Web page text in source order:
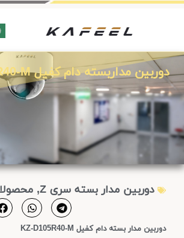
دوربین مداربسته دام کفیل KZ-D105R40-M
دوربین مدار بسته سری Z ,
دوربین مدار بسته دام کفیل KZ-D105R40-M